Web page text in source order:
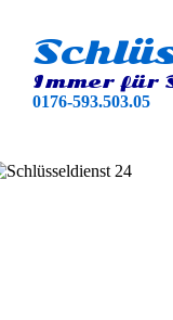
Immer für
0176-593.503.05